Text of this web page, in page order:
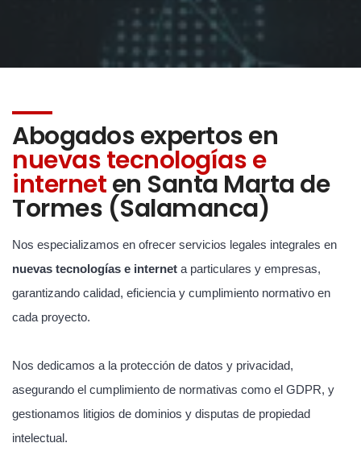
Abogados expertos en
nuevas tecnologías e
interneten Santa Marta de
Tormes (Salamanca)
Nos especializamos en ofrecer servicios legales integrales en
nuevas tecnologías e internet a particulares y empresas,
garantizando calidad, eficiencia y cumplimiento normativo en
cada proyecto.
Nos dedicamos a la protección de datos y privacidad,
asegurando el cumplimiento de normativas como el GDPR, y
gestionamos litigios de dominios y disputas de propiedad
intelectual.